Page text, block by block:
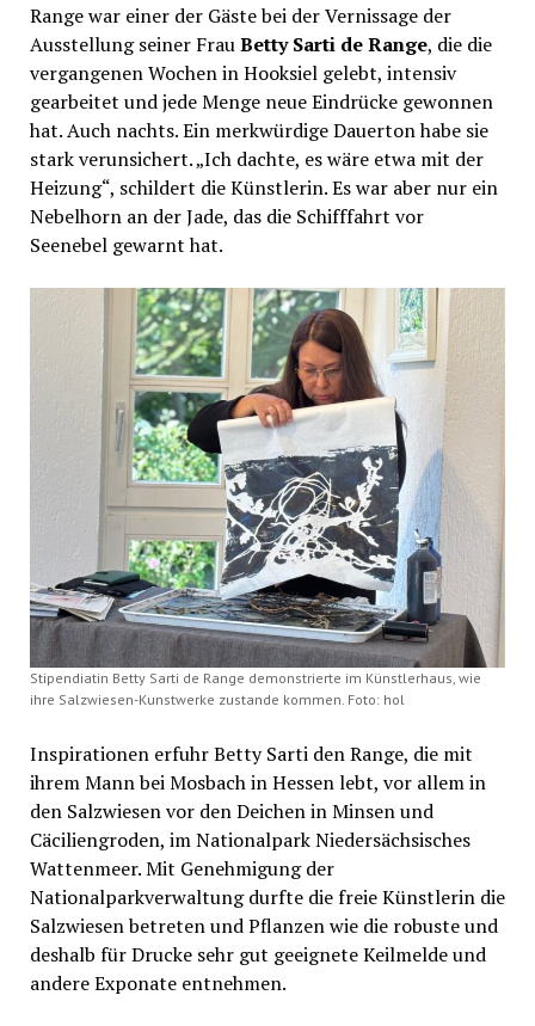
Range war einer der Gäste bei der Vernissage der
Ausstellung seiner FrauBetty Sarti de Range, die die
vergangenen Wochen in Hooksiel gelebt, intensiv
gearbeitet und jede Menge neue Eindrücke gewonnen
hat. Auch nachts. Ein merkwürdige Dauerton habe sie
stark verunsichert. „Ich dachte, es wäre etwa mit der
Heizung“, schildert die Künstlerin. Es war aber nur ein
Nebelhorn an der Jade, das die Schifffahrt vor
Seenebel gewarnt hat.
Stipendiatin Betty Sarti de Range demonstrierte im Künstlerhaus, wie
ihre Salzwiesen-Kunstwerke zustande kommen. Foto: hol
Inspirationen erfuhr Betty Sarti den Range, die mit
ihrem Mann bei Mosbach in Hessen lebt, vor allem in
den Salzwiesen vor den Deichen in Minsen und
Cäciliengroden, im Nationalpark Niedersächsisches
Wattenmeer. Mit Genehmigung der
Nationalparkverwaltung durfte die freie Künstlerin die
Salzwiesen betreten und Pflanzen wie die robuste und
deshalb für Drucke sehr gut geeignete Keilmelde und
andere Exponate entnehmen.